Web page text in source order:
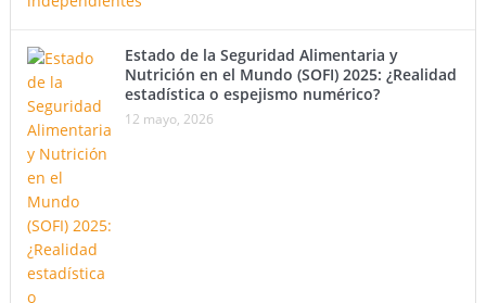
Estado de la Seguridad Alimentaria y
Nutrición en el Mundo (SOFI) 2025: ¿Realidad
estadística o espejismo numérico?
12 mayo, 2026